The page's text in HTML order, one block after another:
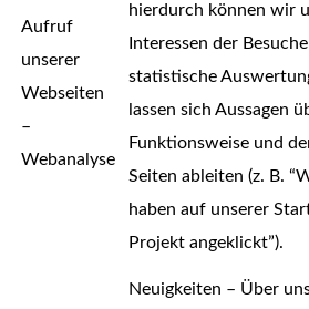
Aufruf
unserer
Webseiten
–
Webanalyse
hierdurch können wir
Interessen der
statistische
lassen sich Aussagen
Funktionsweise und
Seiten ableiten (z. B.
haben auf unserer
Projekt angeklickt”).
Neuigkeiten – Über